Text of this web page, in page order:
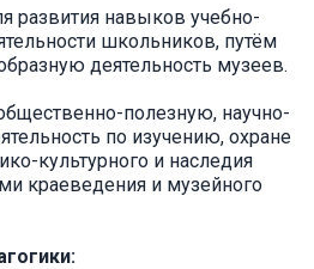
развития навыков учебно-
школьников, путём
деятельность музеев.
полезную, научно-
по изучению, охране
культурного и наследия
краеведения и музейного